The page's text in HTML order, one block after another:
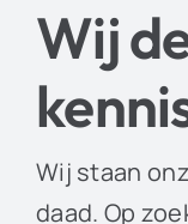
Wij
Wij staan
daad. Op